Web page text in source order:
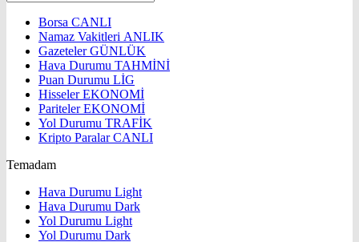
Borsa CANLI
Namaz Vakitleri ANLIK
GazetelerGÜNLÜK
Hava Durumu TAHMİNİ
Puan Durumu LİG
HisselerEKONOMİ
ParitelerEKONOMİ
Yol Durumu TRAFİK
Kripto ParalarCANLI
Temadam
Hava Durumu Light
Hava Durumu Dark
Yol Durumu Light
Yol Durumu Dark